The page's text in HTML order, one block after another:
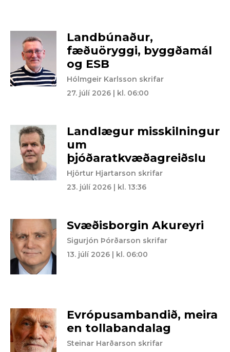
Landbúnaður,
fæðuöryggi, byggðamál
og ESB
Hólmgeir Karlsson skrifar
27. júlí 2026 | kl. 06:00
Landlægur misskilningur
um
þjóðaratkvæðagreiðslu
Hjörtur Hjartarson skrifar
23. júlí 2026 | kl. 13:36
Svæðisborgin Akureyri
Sigurjón Þórðarson skrifar
13. júlí 2026 | kl. 06:00
Evrópusambandið, meira
en tollabandalag
Steinar Harðarson skrifar